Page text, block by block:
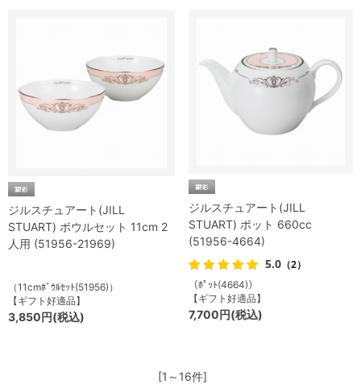
ジルスチュアート(JILL
STUART) ボウルセット 11cm 2
人用 (51956-21969)
（11cmﾎﾞｳﾙｾｯﾄ(51956)）
【ギフト好適品】
3,850円(税込)
ジルスチュアート(JILL
STUART) ポット 660cc
(51956-4664)
5.0 （2）
（ﾎﾟｯﾄ(4664)）
【ギフト好適品】
7,700円(税込)
[1～16件]